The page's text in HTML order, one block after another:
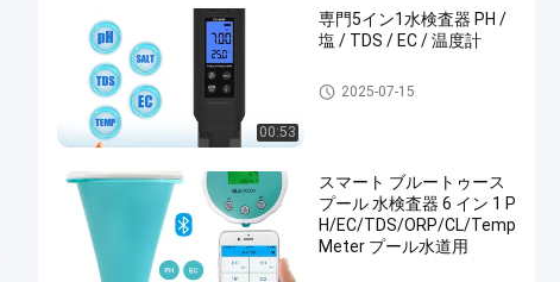
00:53
専門5イン1水検査器 PH /
塩 / TDS / EC / 温度計
水質のメートル
2025-07-15
スマート ブルートゥース
プール 水検査器 6 イン 1 P
H/EC/TDS/ORP/CL/Temp
Meter プール水道用